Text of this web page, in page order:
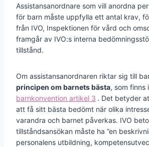
Assistansanordnare som vill anordna
för barn måste uppfylla ett antal krav,
från IVO, Inspektionen för vård och
framgår av IVO:s interna
tillstånd.
Om assistansanordnaren riktar sig till
principen om barnets bästa, som finns i
barnkonvention artikel 3 . Det betyder
att få sitt bästa bedömt när olika
varandra och barnet påverkas. IVO
tillståndsansökan måste ha ”en
personalens utbildning,